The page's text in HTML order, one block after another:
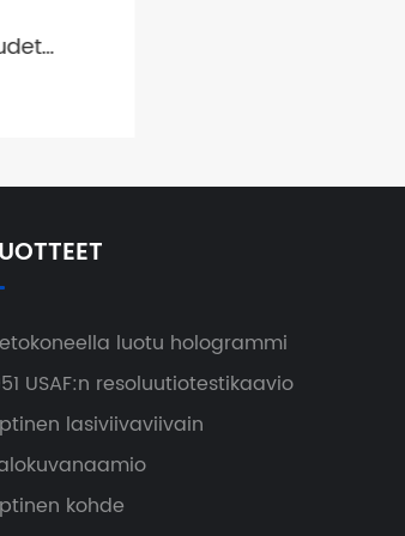
luotu hologrammi
USAF:n resoluutiotestikaavio
lasiviivaviivain
kohde